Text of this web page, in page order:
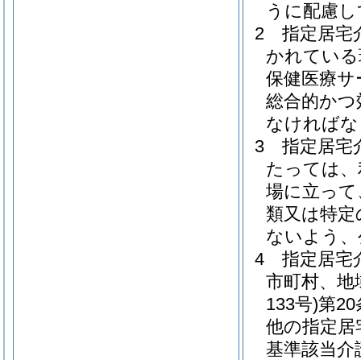
うに配慮
2
指定居宅
かれてい
保健医療
総合的か
なければ
3
指定居宅
たっては
場に立っ
類又は特
ないよう
4
指定居宅
市町村、地
133号)第20
他の指定居
基準該当